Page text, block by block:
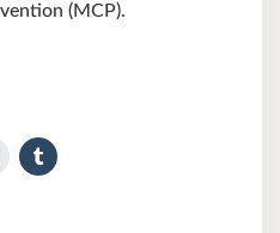
(MCP).